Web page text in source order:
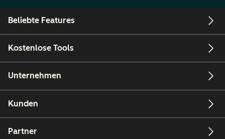
Beliebte Features
Kostenlose Tools
Unternehmen
Kunden
Partner